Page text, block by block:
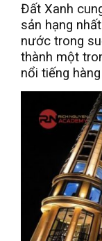
Đất Xanh
sản hạng
nước trong
thành một
nổi tiếng